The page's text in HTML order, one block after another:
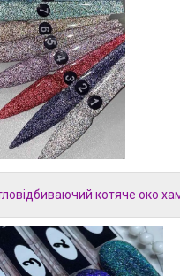
котяче око